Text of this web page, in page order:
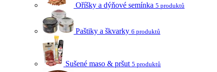
Oříšky a dýňové semínka 5 produktů
Paštiky a škvarky 6 produktů
Sušené maso & pršut 5 produktů